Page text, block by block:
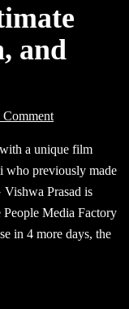
and
Comment
a unique film
who previously made
Prasad is
Media Factory
in 4 more days, the